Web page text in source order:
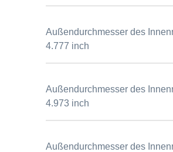
Außendurchmesser des
4.777 inch
Außendurchmesser des
4.973 inch
Außendurchmesser des